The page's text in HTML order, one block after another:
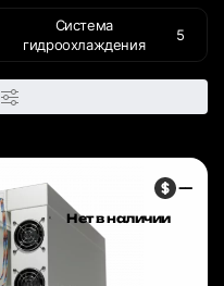
Система
гидроохлаждения
5
—
Нет в наличии